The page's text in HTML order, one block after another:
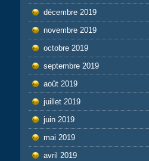
décembre 2019
novembre 2019
octobre 2019
septembre 2019
août 2019
juillet 2019
juin 2019
mai 2019
avril 2019